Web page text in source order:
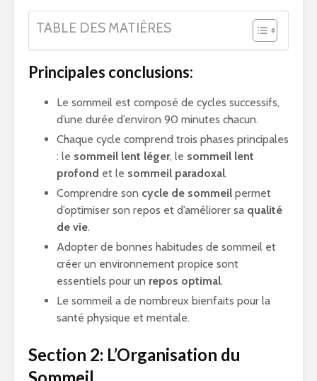
TABLE DES MATIÈRES
Principales conclusions:
Le sommeil est composé de cycles successifs,
d’une durée d’environ 90 minutes chacun.
Chaque cycle comprend trois phases principales
: le sommeil lent léger, le sommeil lent
profond et le sommeil paradoxal.
Comprendre son cycle de sommeil permet
d’optimiser son repos et d’améliorer sa qualité
de vie.
Adopter de bonnes habitudes de sommeil et
créer un environnement propice sont
essentiels pour un repos optimal.
Le sommeil a de nombreux bienfaits pour la
santé physique et mentale.
Section 2: L’Organisation du